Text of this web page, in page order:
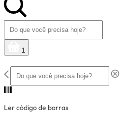
1
Ler código de barras